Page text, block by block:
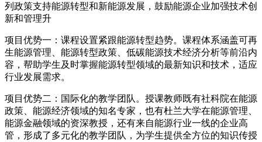
列政策支持能源转型和新能源发展，鼓励能源企业加强技术创
新和管理升
项目优势一：课程设置紧跟能源转型趋势。课程体系涵盖可再
生能源管理、能源转型政策、低碳能源技术经济分析等前沿内
容，帮助学生及时掌握能源转型领域的最新知识和技术，适应
行业发展需求。
项目优势二：国际化的教学团队。授课教师既有社科院在能源
政策、能源经济领域的知名专家，也有杜兰大学在能源管理、
能源金融领域的资深教授，还有来自能源行业一线的企业高
管，形成了多元化的教学团队，为学生提供全方位的知识传授